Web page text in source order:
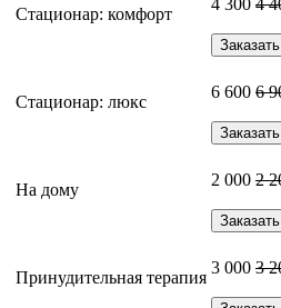
Стационар: комфорт
Заказать
Стационар: люкс
6 600 6
Заказать
На дому
2 000 2
Заказать
Принудительная терапия
3 000 3